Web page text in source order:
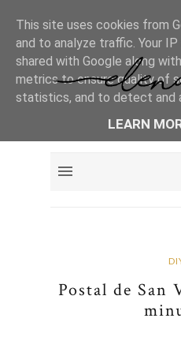
Postal de San
This site uses cookies from
and to analyze traffic. Your
shared with Google along
metrics to ensure quality of
statistics, and to detect and
LEARN